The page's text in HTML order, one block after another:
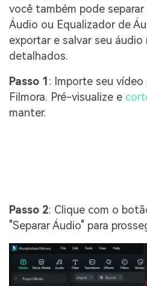
você também pode
Áudio ou Equalizador de
exportar e salvar seu
detalhados.
Passo 1: Importe seu
Filmora. Pré-visualize e
manter.
Passo 2: Clique com o
"Separar Áudio" para